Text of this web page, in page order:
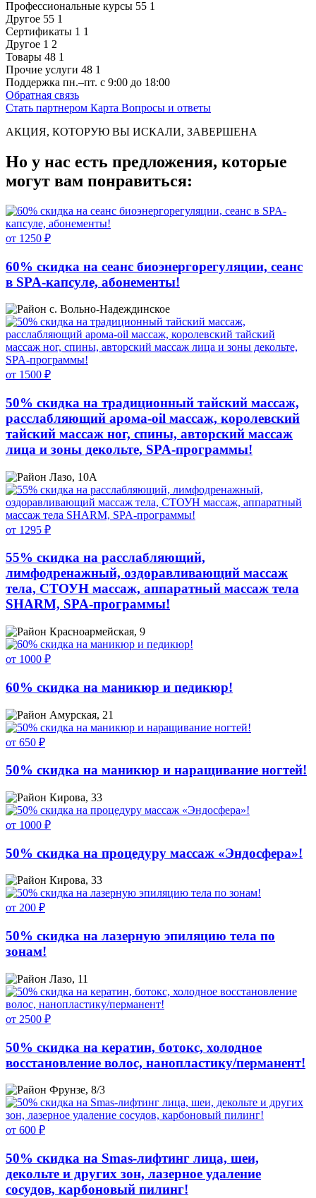
Профессиональные курсы 55 1
Другое 55 1
Сертификаты 1 1
Другое 1 2
Товары 48 1
Прочие услуги 48 1
Поддержка пн.–пт. с 9:00 до 18:00
Обратная связь
Стать партнером Карта Вопросы и ответы
АКЦИЯ, КОТОРУЮ ВЫ ИСКАЛИ, ЗАВЕРШЕНА
Но у нас есть предложения, которые
могут вам понравиться:
от 1250 ₽
60% скидка на сеанс биоэнергорегуляции, сеанс
в SPA-капсуле, абонементы!
с. Вольно-Надеждинское
от 1500 ₽
50% скидка на традиционный тайский массаж,
расслабляющий арома-oil массаж, королевский
тайский массаж ног, спины, авторский массаж
лица и зоны декольте, SPA-программы!
Лазо, 10А
от 1295 ₽
55% скидка на расслабляющий,
лимфодренажный, оздоравливающий массаж
тела, СТОУН массаж, аппаратный массаж тела
SHARM, SPA-программы!
Красноармейская, 9
от 1000 ₽
60% скидка на маникюр и педикюр!
Амурская, 21
от 650 ₽
50% скидка на маникюр и наращивание ногтей!
Кирова, 33
от 1000 ₽
50% скидка на процедуру массаж «Эндосфера»!
Кирова, 33
от 200 ₽
50% скидка на лазерную эпиляцию тела по
зонам!
Лазо, 11
от 2500 ₽
50% скидка на кератин, ботокс, холодное
восстановление волос, нанопластику/перманент!
Фрунзе, 8/3
от 600 ₽
50% скидка на Smas-лифтинг лица, шеи,
декольте и других зон, лазерное удаление
сосудов, карбоновый пилинг!